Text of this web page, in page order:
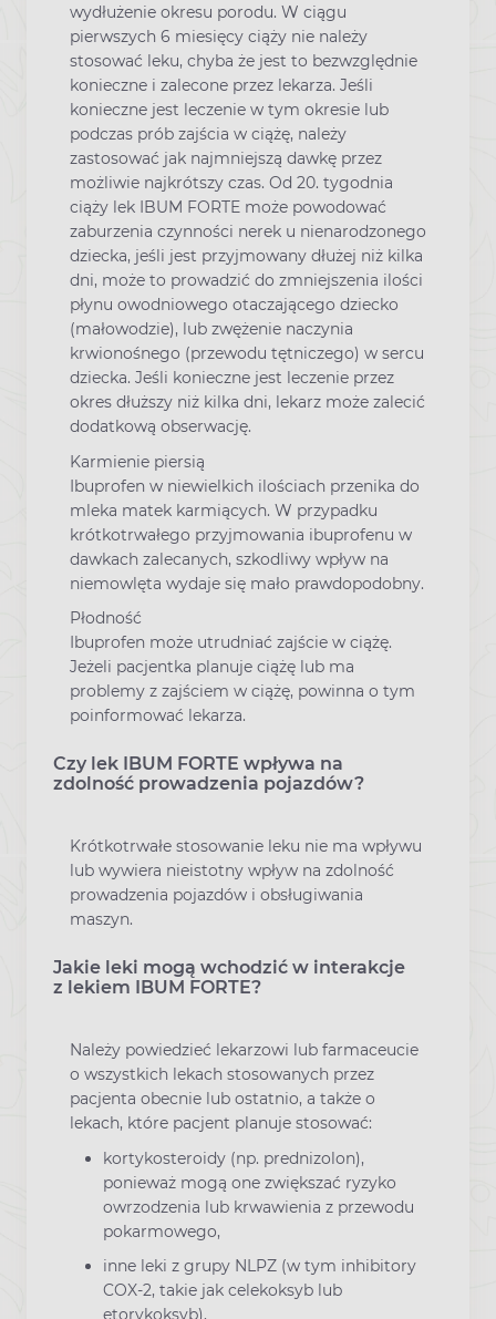
wydłużenie okresu porodu. W ciągu
pierwszych 6 miesięcy ciąży nie należy
stosować leku, chyba że jest to bezwzględnie
konieczne i zalecone przez lekarza. Jeśli
konieczne jest leczenie w tym okresie lub
podczas prób zajścia w ciążę, należy
zastosować jak najmniejszą dawkę przez
możliwie najkrótszy czas. Od 20. tygodnia
ciąży lek IBUM FORTE może powodować
zaburzenia czynności nerek u nienarodzonego
dziecka, jeśli jest przyjmowany dłużej niż kilka
dni, może to prowadzić do zmniejszenia ilości
płynu owodniowego otaczającego dziecko
(małowodzie), lub zwężenie naczynia
krwionośnego (przewodu tętniczego) w sercu
dziecka. Jeśli konieczne jest leczenie przez
okres dłuższy niż kilka dni, lekarz może zalecić
dodatkową obserwację.
Karmienie piersią
Ibuprofen w niewielkich ilościach przenika do
mleka matek karmiących. W przypadku
krótkotrwałego przyjmowania ibuprofenu w
dawkach zalecanych, szkodliwy wpływ na
niemowlęta wydaje się mało prawdopodobny.
Płodność
Ibuprofen może utrudniać zajście w ciążę.
Jeżeli pacjentka planuje ciążę lub ma
problemy z zajściem w ciążę, powinna o tym
poinformować lekarza.
Czy lek IBUM FORTE wpływa na
zdolność prowadzenia pojazdów?
Krótkotrwałe stosowanie leku nie ma wpływu
lub wywiera nieistotny wpływ na zdolność
prowadzenia pojazdów i obsługiwania
maszyn.
Jakie leki mogą wchodzić w interakcje
z lekiem IBUM FORTE?
Należy powiedzieć lekarzowi lub farmaceucie
o wszystkich lekach stosowanych przez
pacjenta obecnie lub ostatnio, a także o
lekach, które pacjent planuje stosować:
kortykosteroidy (np. prednizolon),
ponieważ mogą one zwiększać ryzyko
owrzodzenia lub krwawienia z przewodu
pokarmowego,
inne leki z grupy NLPZ (w tym inhibitory
COX-2, takie jak celekoksyb lub
etorykoksyb),